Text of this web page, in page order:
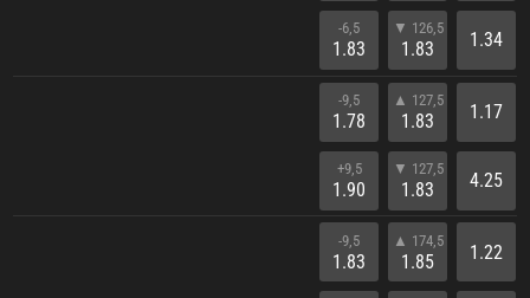
-6,5
1.83
▼ 126,5
1.83 1.34
-9,5
1.78
+9,5
1.90
▲ 127,5
1.83
▼ 127,5
1.83
1.17
4.25
-9,5
1.83
▲ 174,5
1.85 1.22